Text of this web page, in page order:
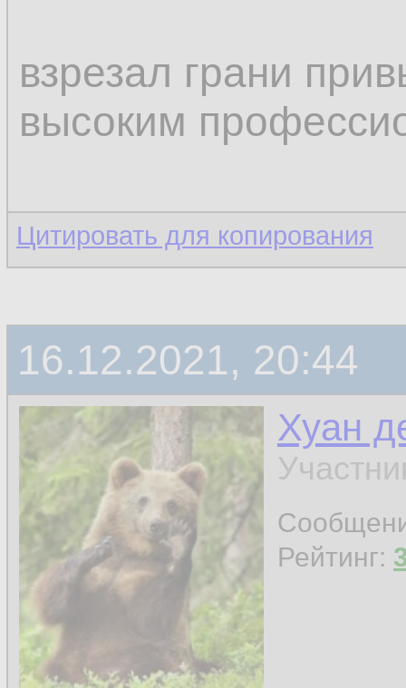
взрезал грани
высоким
Цитировать для копирования
16.12.2021, 20:44
Хуан
Рейтинг: